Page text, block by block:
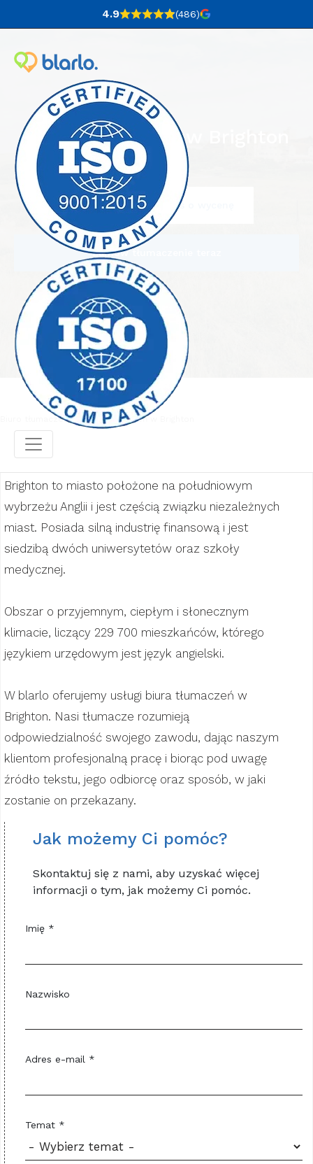
4.9 (486)
Biuro tłumaczeń w Brighton
Napisz do nas i poproś o wycenę
Zamów tłumaczenie teraz
Biuro tłumaczeń Biuro tłumaczeń w Brighton
Brighton to miasto położone na południowym
wybrzeżu Anglii i jest częścią związku niezależnych
miast. Posiada silną industrię finansową i jest
siedzibą dwóch uniwersytetów oraz szkoły
medycznej.
Obszar o przyjemnym, ciepłym i słonecznym
klimacie, liczący 229 700 mieszkańców, którego
językiem urzędowym jest język angielski.
W blarlo oferujemy usługi biura tłumaczeń w
Brighton. Nasi tłumacze rozumieją
odpowiedzialność swojego zawodu, dając naszym
klientom profesjonalną pracę i biorąc pod uwagę
źródło tekstu, jego odbiorcę oraz sposób, w jaki
zostanie on przekazany.
Jak możemy Ci pomóc?
Skontaktuj się z nami, aby uzyskać więcej
informacji o tym, jak możemy Ci pomóc.
Imię *
Nazwisko
Adres e-mail *
Temat *